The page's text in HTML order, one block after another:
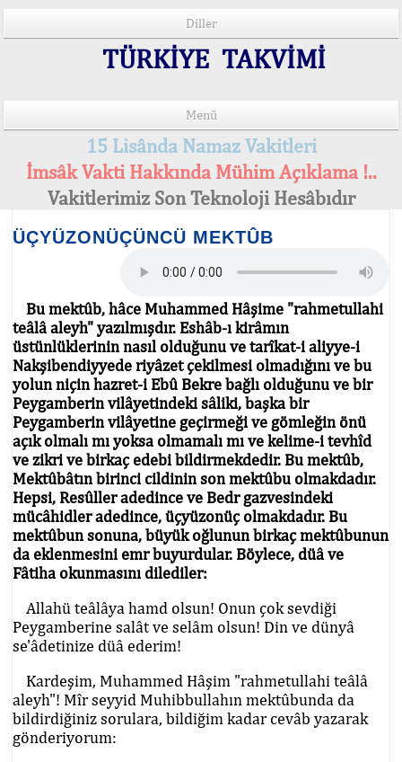
Diller
TÜRKİYE TAKVİMİ
Menü
15 Lisânda Namaz Vakitleri
İmsâk Vakti Hakkında Mühim Açıklama !..
Vakitlerimiz Son Teknoloji Hesâbıdır
ÜÇYÜZONÜÇÜNCÜ MEKTÛB
Bu mektûb, hâce Muhammed Hâşime "rahmetullahi
teâlâ aleyh" yazılmışdır. Eshâb-ı kirâmın
üstünlüklerinin nasıl olduğunu ve tarîkat-i aliyye-i
Nakşibendiyyede riyâzet çekilmesi olmadığını ve bu
yolun niçin hazret-i Ebû Bekre bağlı olduğunu ve bir
Peygamberin vilâyetindeki sâliki, başka bir
Peygamberin vilâyetine geçirmeği ve gömleğin önü
açık olmalı mı yoksa olmamalı mı ve kelime-i tevhîd
ve zikri ve birkaç edebi bildirmekdedir. Bu mektûb,
Mektûbâtın birinci cildinin son mektûbu olmakdadır.
Hepsi, Resûller adedince ve Bedr gazvesindeki
mücâhidler adedince, üçyüzonüç olmakdadır. Bu
mektûbun sonuna, büyük oğlunun birkaç mektûbunun
da eklenmesini emr buyurdular. Böylece, düâ ve
Fâtiha okunmasını dilediler:
Allahü teâlâya hamd olsun! Onun çok sevdiği
Peygamberine salât ve selâm olsun! Din ve dünyâ
se'âdetinize düâ ederim!
Kardeşim, Muhammed Hâşim "rahmetullahi teâlâ
aleyh"! Mîr seyyid Muhibbullahın mektûbunda da
bildirdiğiniz sorulara, bildiğim kadar cevâb yazarak
gönderiyorum: